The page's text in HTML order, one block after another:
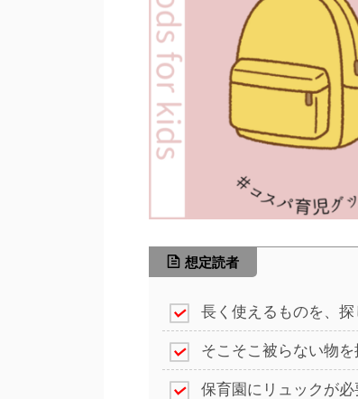
想定読者
長く使えるものを、探
そこそこ被らない物を
保育園にリュックが必